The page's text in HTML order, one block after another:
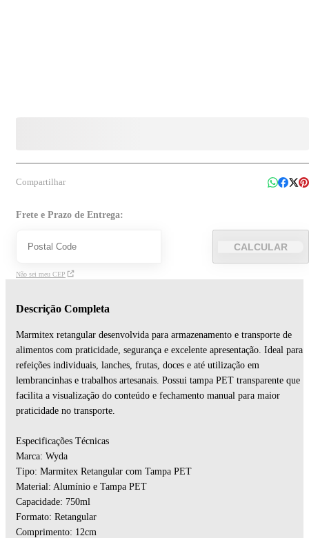
Compartilhar
Frete e Prazo de Entrega:
CALCULAR
Não sei meu CEP
Descrição Completa
Marmitex retangular desenvolvida para armazenamento e transporte de
alimentos com praticidade, segurança e excelente apresentação. Ideal para
refeições individuais, lanches, frutas, doces e até utilização em
lembrancinhas e trabalhos artesanais. Possui tampa PET transparente que
facilita a visualização do conteúdo e fechamento manual para maior
praticidade no transporte.
Especificações Técnicas
Marca: Wyda
Tipo: Marmitex Retangular com Tampa PET
Material: Alumínio e Tampa PET
Capacidade: 750ml
Formato: Retangular
Comprimento: 12cm